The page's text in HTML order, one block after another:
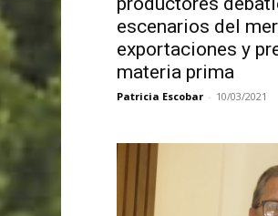
escenarios del
exportaciones y
materia prima
Patricia Escobar - 10/03/2021